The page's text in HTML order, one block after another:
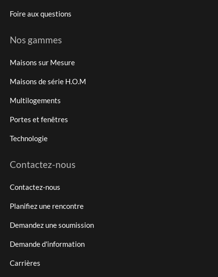
Foire aux questions
Nos gammes
Maisons sur Mesure
Maisons de série H.O.M
Multilogements
Portes et fenêtres
Technologie
Contactez-nous
Contactez-nous
Planifiez une rencontre
Demandez une soumission
Demande d'information
Carrières